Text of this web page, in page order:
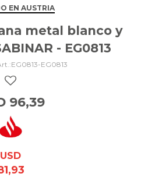
EN AUSTRIA
metal blanco y
- EG0813
EG0813-EG0813
96,39
USD